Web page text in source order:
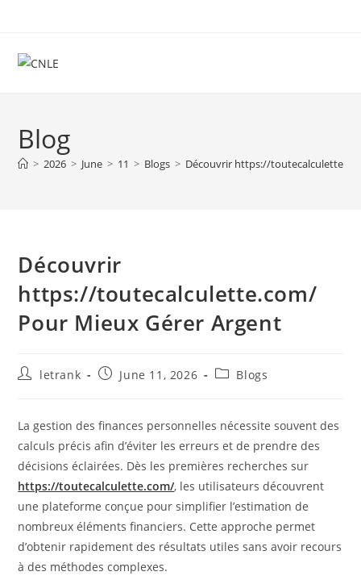
content
Blog
> 2026 > June > 11 > Blogs > Découvrir https://
Découvrir
https://toutecalculette.com/
Pour Mieux Gérer Argent
Postletrank
PostJune 11, 2026
PostBlogs
La gestion des finances personnelles nécessite souvent des
calculs précis afin d’éviter les erreurs et de prendre des
décisions éclairées. Dès les premières recherches sur
https://toutecalculette.com/, les utilisateurs découvrent
une plateforme conçue pour simplifier l’estimation de
nombreux éléments financiers. Cette approche permet
d’obtenir rapidement des résultats utiles sans avoir recours
à des méthodes complexes.